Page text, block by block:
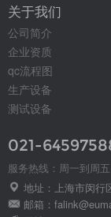
关于我们
公司简介
企业资质
qc流程图
生产设备
测试设备
021-
服务热线：周一到周
地址：上海市闵行
邮箱：